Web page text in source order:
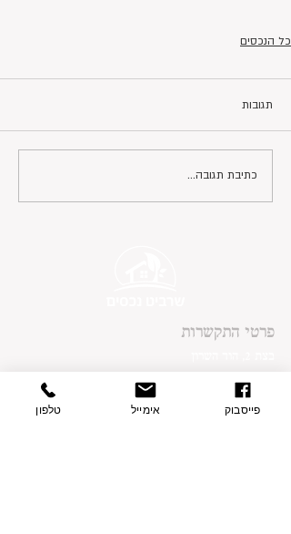
כל הנכסים
תגובות
כתיבת תגובה...
פרטי התקשרות
054-7415005
contact@sharvit-nechasim.com
טלפון אימייל פייסבוק